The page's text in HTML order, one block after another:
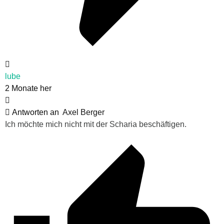
lube
2 Monate her
Antworten an Axel Berger
Ich möchte mich nicht mit der Scharia beschäftigen.